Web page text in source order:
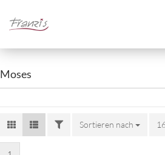
Moses
FILTERSortieren nach
Sortieren nach